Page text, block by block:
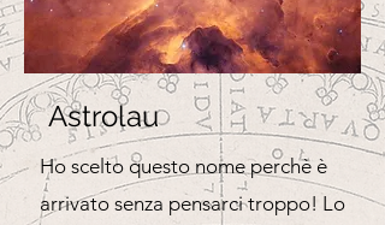
Astrolau
Ho scelto questo nome perchè è
arrivato senza pensarci troppo! Lo